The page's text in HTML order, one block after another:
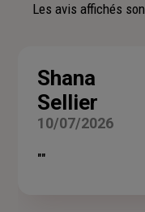
Les avis affichés
Shana
Sellier
10/07/2026
""